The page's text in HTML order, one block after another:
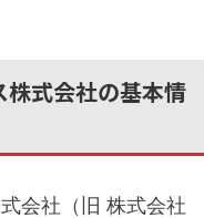
式会社の基本情
会社（旧 株式会社